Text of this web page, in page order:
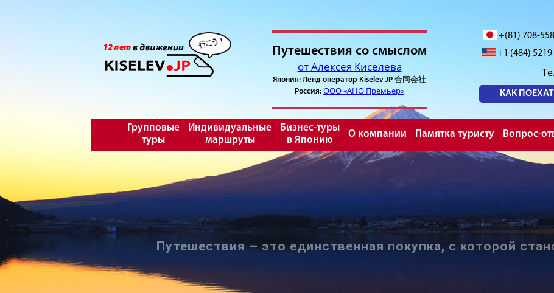
Путешествия со смыслом
от Алексея Киселева
Япония: Ленд-оператор Kiselev JP 合同会社
Россия: ООО «АНО Премьер»
+(81) 708-
+1 (484)
КАК
Групповые
туры
Индивидуальные
маршруты
Бизнес-туры
в Японию
О компании Памятка туристу Вопрос-
Путешествия – это единственная покупка, с которой